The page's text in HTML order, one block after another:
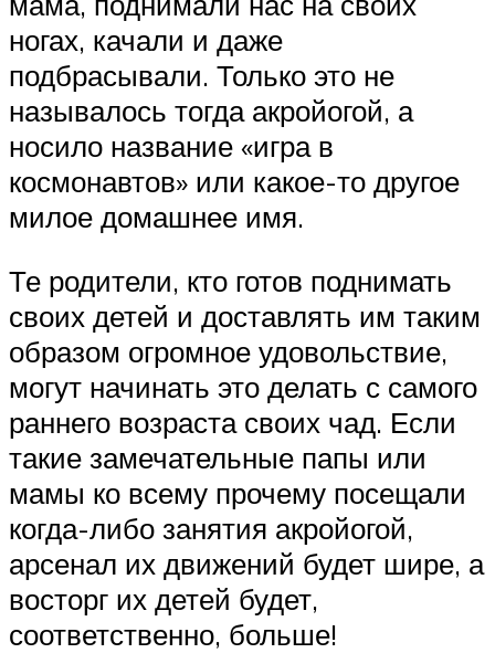
ногах, качали и даже
подбрасывали. Только это не
называлось тогда акройогой, а
носило название «игра в
космонавтов» или какое-то другое
милое домашнее имя.
Те родители, кто готов поднимать
своих детей и доставлять им таким
образом огромное удовольствие,
могут начинать это делать с самого
раннего возраста своих чад. Если
такие замечательные папы или
мамы ко всему прочему посещали
когда-либо занятия акройогой,
арсенал их движений будет шире, а
восторг их детей будет,
соответственно, больше!